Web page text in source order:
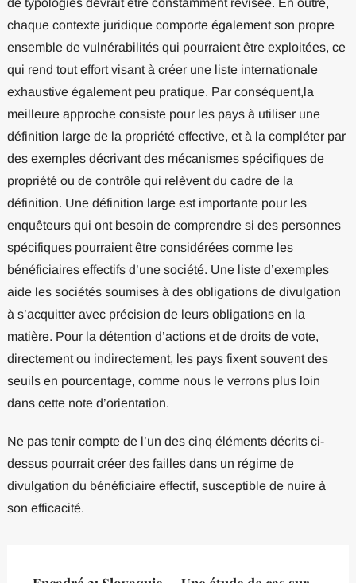
de typologies devrait être constamment révisée. En outre,
chaque contexte juridique comporte également son propre
ensemble de vulnérabilités qui pourraient être exploitées, ce
qui rend tout effort visant à créer une liste internationale
exhaustive également peu pratique. Par conséquent,la
meilleure approche consiste pour les pays à utiliser une
définition large de la propriété effective, et à la compléter par
des exemples décrivant des mécanismes spécifiques de
propriété ou de contrôle qui relèvent du cadre de la
définition. Une définition large est importante pour les
enquêteurs qui ont besoin de comprendre si des personnes
spécifiques pourraient être considérées comme les
bénéficiaires effectifs d’une société. Une liste d’exemples
aide les sociétés soumises à des obligations de divulgation
à s’acquitter avec précision de leurs obligations en la
matière. Pour la détention d’actions et de droits de vote,
directement ou indirectement, les pays fixent souvent des
seuils en pourcentage, comme nous le verrons plus loin
dans cette note d’orientation.
Ne pas tenir compte de l’un des cinq éléments décrits ci-
dessus pourrait créer des failles dans un régime de
divulgation du bénéficiaire effectif, susceptible de nuire à
son efficacité.